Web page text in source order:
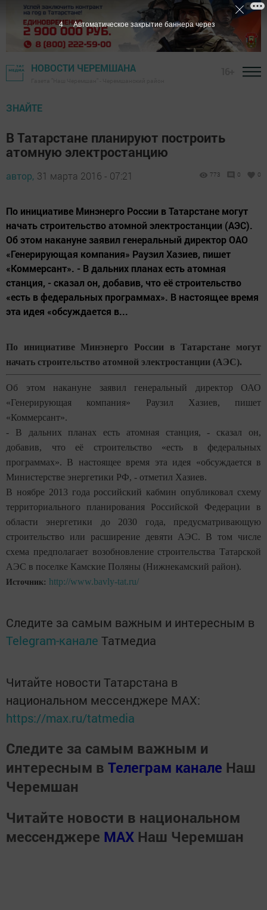
НОВОСТИ ЧЕРЕМШАНА
ЗНАЙТЕ
В Татарстане планируют построить
атомную электростанцию
автор, 31 марта 2016 - 07:21 773 0 0
По инициативе Минэнерго России в Татарстане могут
начать строительство атомной электростанции (АЭС).
Об этом накануне заявил генеральный директор ОАО
«Генерирующая компания» Раузил Хазиев, пишет
«Коммерсант». - В дальних планах есть атомная
станция, - сказал он, добавив, что её строительство
«есть в федеральных программах». В настоящее время
эта идея «обсуждается в...
По инициативе Минэнерго России в Татарстане могут
начать строительство атомной электростанции (АЭС).
Об этом накануне заявил генеральный директор ОАО
«Генерирующая компания» Раузил Хазиев, пишет
«Коммерсант».
- В дальних планах есть атомная станция, - сказал он,
добавив, что её строительство «есть в федеральных
программах». В настоящее время эта идея «обсуждается в
Министерстве энергетики РФ, - отметил Хазиев.
В ноябре 2013 года российский кабмин опубликовал схему
территориального планирования Российской Федерации в
области энергетики до 2030 года, предусматривающую
строительство или расширение девяти АЭС. В том числе
схема предполагает возобновление строительства Татарской
АЭС в поселке Камские Поляны (Нижнекамский район).
Источник: http://www.bavly-tat.ru/
Следите за самым важным и интересным в
Telegram-канале Татмедиа
Читайте новости Татарстана в
национальном мессенджере MАХ:
https://max.ru/tatmedia
Следите за самым важным и
интересным в Телеграм канале Наш
Черемшан
Читайте новости в национальном
мессенджере MАХ Наш Черемшан
3 Автоматическое закрытие баннера через